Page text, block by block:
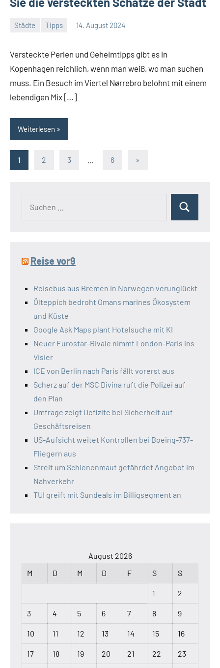
Städte Tipps 14. August 2024
Versteckte Perlen und Geheimtipps gibt es in
Kopenhagen reichlich, wenn man weiß, wo man suchen
muss. Ein Besuch im Viertel Nørrebro belohnt mit einem
lebendigen Mix […]
Weiterlesen
Seitennummerierung
Beiträge
1 2 3 6
Nächste
»
Suchen
Reise vor9
Reisebus aus Bremen in Norwegen verunglückt
Ölteppich bedroht Omans marines Ökosystem
und Küste
Google Ask Maps plant Hotelsuche mit KI
Neuer Eurostar-Rivale nimmt London-Paris ins
Visier
ICE von Berlin nach Paris fällt vorerst aus
Scherz auf der MSC Divina ruft die Polizei auf
den Plan
Umfrage zeigt Defizite bei Sicherheit auf
Geschäftsreisen
US-Aufsicht weitet Kontrollen bei Boeing-737-
Fliegern aus
Streit um Schienenmaut gefährdet Angebot im
Nahverkehr
TUI greift mit Sundeals im Billigsegment an
August 2026
M
D M D F S S
1 2
3 4 5 6 7 8 9
10 11 12 13 14 15 16
17 18 19 20 21 22 23